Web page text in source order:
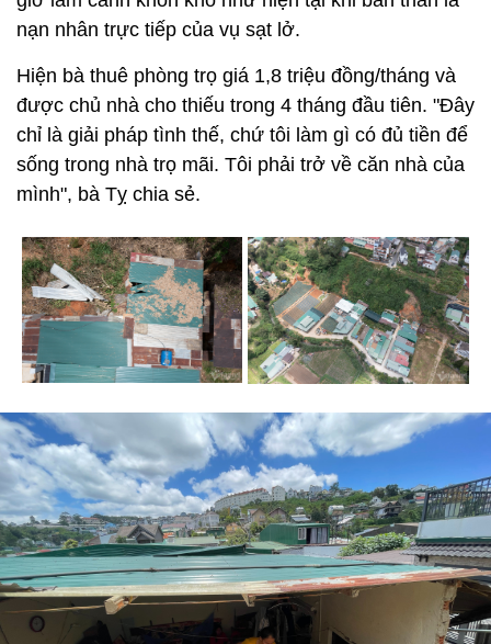
nạn nhân trực tiếp của vụ sạt lở.
Hiện bà thuê phòng trọ giá 1,8 triệu đồng/tháng và
được chủ nhà cho thiếu trong 4 tháng đầu tiên. "Đây
chỉ là giải pháp tình thế, chứ tôi làm gì có đủ tiền để
sống trong nhà trọ mãi. Tôi phải trở về căn nhà của
mình", bà Tỵ chia sẻ.